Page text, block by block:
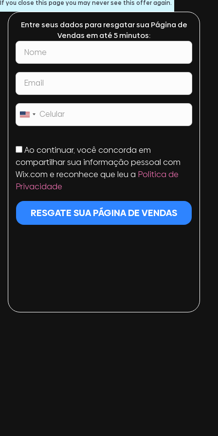
If you close this page you may never see this offer again.
Entre seus dados para resgatar sua Página de
Vendas em até 5 minutos:
United
States
Ao continuar, você concorda em
compartilhar sua informação pessoal com
Wix.com e reconhece que leu a Politica de
Privacidade
RESGATE SUA PÁGINA DE VENDAS